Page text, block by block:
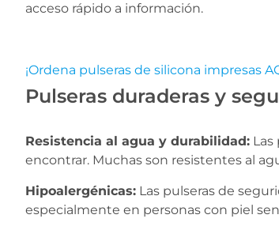
acceso rápido a información.
¡Ordena pulseras de silicona impresas
Pulseras duraderas y
Resistencia al agua y durabilidad:
encontrar. Muchas son resistentes al
Hipoalergénicas: Las pulseras de
especialmente en personas con piel